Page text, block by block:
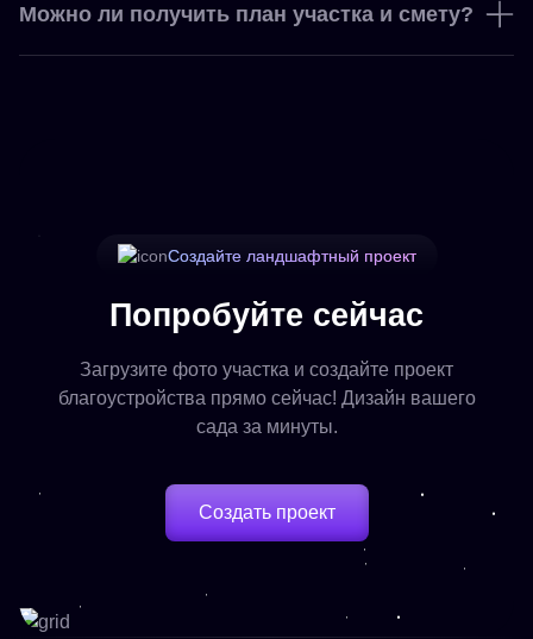
Можно ли получить план участка и смету?
Создайте ландшафтный проект
Попробуйте сейчас
Загрузите фото участка и создайте проект
благоустройства прямо сейчас! Дизайн вашего
сада за минуты.
Создать проект